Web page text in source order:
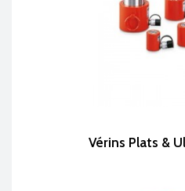
Vérins Plats &